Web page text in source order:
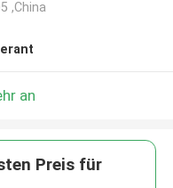
,China
an
Preis für